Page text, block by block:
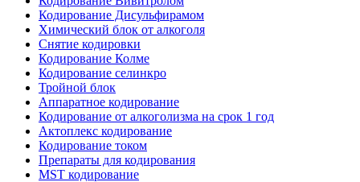
Кодирование Дисульфирамом
Химический блок от алкоголя
Снятие кодировки
Кодирование Колме
Кодирование селинкро
Тройной блок
Аппаратное кодирование
Кодирование от алкоголизма на срок 1 год
Актоплекс кодирование
Кодирование током
Препараты для кодирования
MST кодирование